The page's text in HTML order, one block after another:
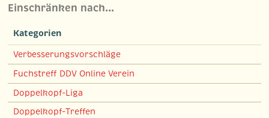
Einschränken nach…
Kategorien
Verbesserungsvorschläge
Fuchstreff DDV Online Verein
Doppelkopf-Liga
Doppelkopf-Treffen